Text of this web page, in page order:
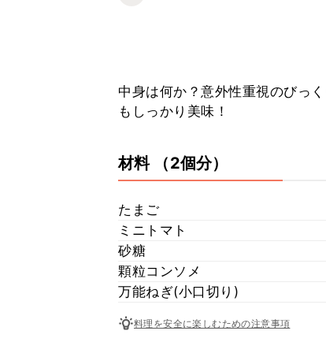
中身は何か？意外性重視のびっ
もしっかり美味！
材料 （2個分）
たまご
ミニトマト
砂糖
顆粒コンソメ
万能ねぎ(小口切り)
料理を安全に楽しむための注意事項